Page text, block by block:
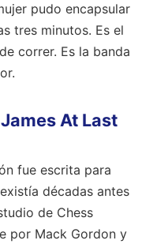
pudo encapsular
tres minutos. Es el
correr. Es la banda
At Last
fue escrita para
décadas antes
de Chess
por Mack Gordon y